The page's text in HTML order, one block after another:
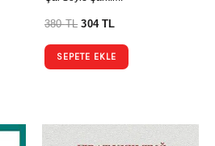
380TL 304TL
SEPETE EKLE